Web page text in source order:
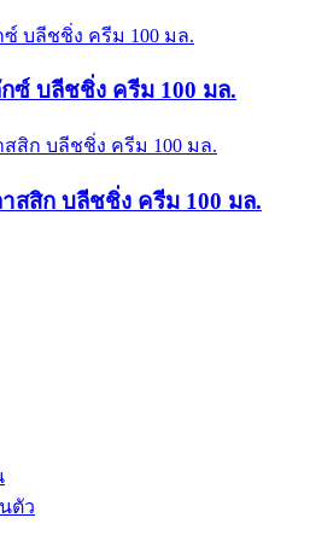
ซ์ บลีชชิ่ง ครีม 100 มล.
สสิก บลีชชิ่ง ครีม 100 มล.
ตัว